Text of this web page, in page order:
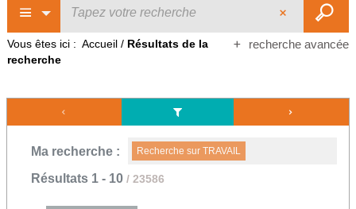
recherche avancée
Vous êtes ici : Accueil / Résultats de la
recherche
Ma recherche : Recherche sur TRAVAIL
Résultats 1 - 10 / 23586